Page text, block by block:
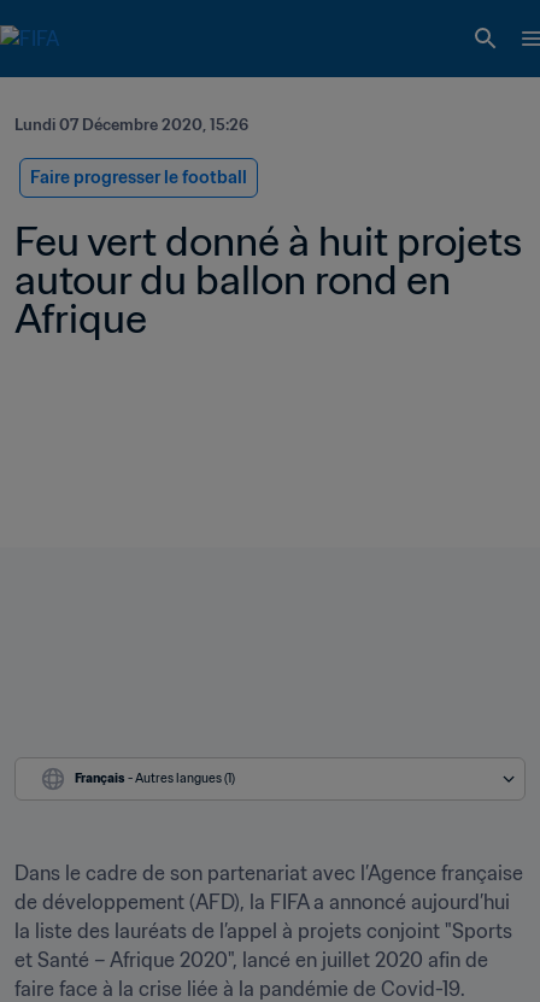
Lundi 07 Décembre 2020, 15:26
Faire progresser le football
Feu vert donné à huit projets
autour du ballon rond en
Afrique
Français - Autres langues (1)
Dans le cadre de son partenariat avec l’Agence française
de développement (AFD), la FIFA a annoncé aujourd’hui
la liste des lauréats de l’appel à projets conjoint "Sports
et Santé – Afrique 2020", lancé en juillet 2020 afin de
faire face à la crise liée à la pandémie de Covid-19.